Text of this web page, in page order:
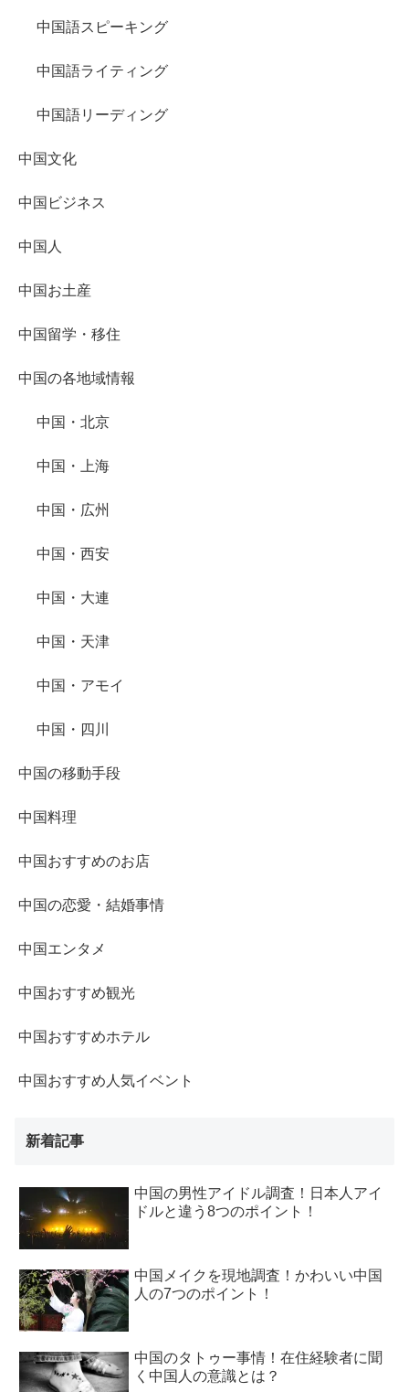
中国語スピーキング
中国語ライティング
中国語リーディング
中国文化
中国ビジネス
中国人
中国お土産
中国留学・移住
中国の各地域情報
中国・北京
中国・上海
中国・広州
中国・西安
中国・大連
中国・天津
中国・アモイ
中国・四川
中国の移動手段
中国料理
中国おすすめのお店
中国の恋愛・結婚事情
中国エンタメ
中国おすすめ観光
中国おすすめホテル
中国おすすめ人気イベント
新着記事
中国の男性アイドル調査！日本人アイ
ドルと違う8つのポイント！
中国メイクを現地調査！かわいい中国
人の7つのポイント！
中国のタトゥー事情！在住経験者に聞
く中国人の意識とは？